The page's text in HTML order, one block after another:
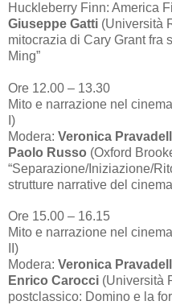
Huckleberry Finn: America
Giuseppe Gatti (Università
mitocrazia di Cary Grant fra
Ming”
Ore 12.00 – 13.30
Mito e narrazione nel
I)
Modera: Veronica
Paolo Russo (Oxford
“Separazione/Iniziazione/
strutture narrative del
Ore 15.00 – 16.15
Mito e narrazione nel
II)
Modera: Veronica
Enrico Carocci (Università
postclassico: Domino e la